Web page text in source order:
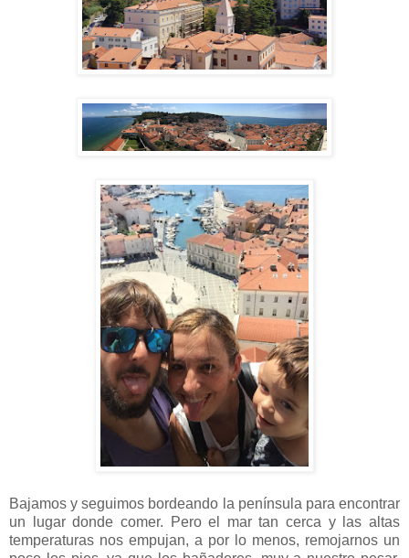
Bajamos y seguimos bordeando la península para encontrar
un lugar donde comer. Pero el mar tan cerca y las altas
temperaturas nos empujan, a por lo menos, remojarnos un